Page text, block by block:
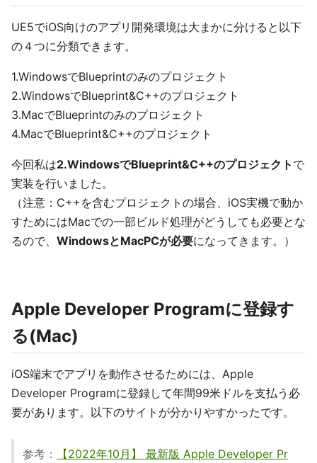
UE5でiOS向けのアプリ開発環境は大まかに分けると以下
の４つに分類できます。
1.WindowsでBlueprintのみのプロジェクト
2.WindowsでBlueprint&C++のプロジェクト
3.MacでBlueprintのみのプロジェクト
4.MacでBlueprint&C++のプロジェクト
今回私は2.WindowsでBlueprint&C++のプロジェクト で
実装を行いました。
（注意：C++を含むプロジェクトの場合、iOS実機で動か
すためにはMacでの一部ビルド処理がどうしても必要とな
るので、 WindowsとMacPCが必要になってきます。）
Apple Developer Programに登録す
る(Mac)
iOS端末でアプリを動作させるためには、Apple
Developer Programに登録して年間99米ドルを支払う必
要があります。以下のサイトが分かりやすかったです。
参考：
【2022年10月】 最新版 Apple Developer Pr